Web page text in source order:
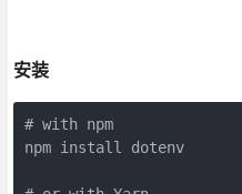
安装
# with npm
npm install dotenv